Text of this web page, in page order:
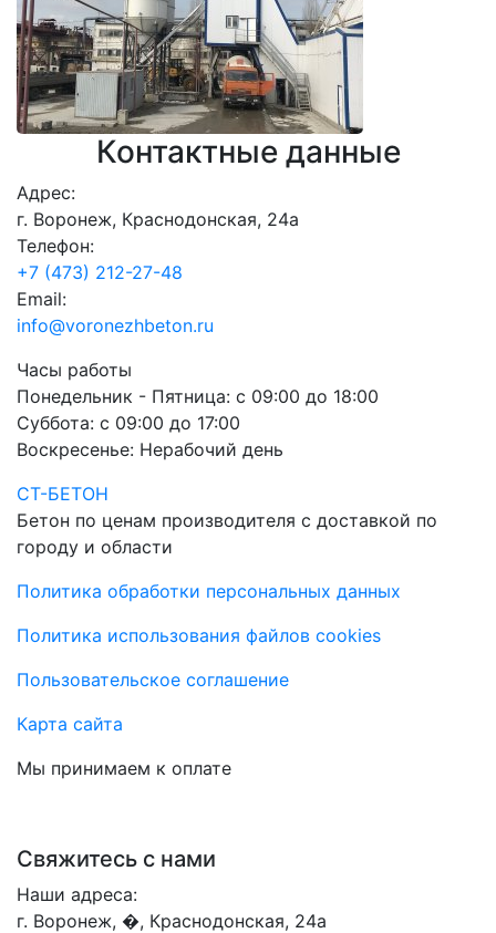
Контактные данные
Адрес:
г. Воронеж, Краснодонская, 24а
Телефон:
+7 (473) 212-27-48
Email:
info@voronezhbeton.ru
Часы работы
Понедельник - Пятница: с 09:00 до 18:00
Суббота: с 09:00 до 17:00
Воскресенье: Нерабочий день
СТ-БЕТОН
Бетон по ценам производителя с доставкой по
городу и области
Политика обработки персональных данных
Политика использования файлов cookies
Пользовательское соглашение
Карта сайта
Мы принимаем к оплате
Свяжитесь с нами
Наши адреса:
г. Воронеж, �, Краснодонская, 24а